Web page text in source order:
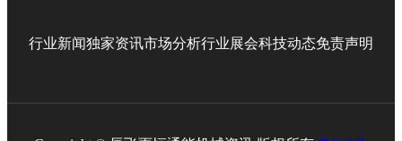
行业新闻独家资讯市场分析行业展会科技动态免责声明